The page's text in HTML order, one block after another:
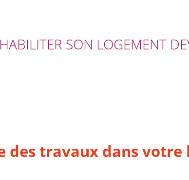
SON LOGEMENT
des travaux dans votre